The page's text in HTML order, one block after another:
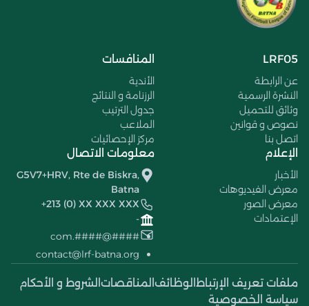
LRF05
عن الرابطة
النشرة الرسمية
وثائق للتحميل
نصوص و قوانين
اتصل بنا
المنافسات
الأندية
الرزنامة و النتائج
جدول الترتيب
الملاعب
مركز الإحصائيات
الإعلام
الأخبار
معرض الفيديوهات
معرض الصور
الإعتمادات
معلومات الاتصال
G5V7+HRV, Rte de Biskra,
Batna
+213 (0) XX XXX XXX
-
####@####.com
contact@lrf-batna.org
ملفات تعريف الإرتباط الوظائف المناقصات الشروط و الأحكام
سياسة الخصوصية